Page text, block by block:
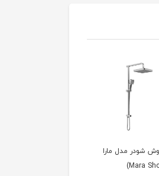
حمام قهرمان با
باکتریال